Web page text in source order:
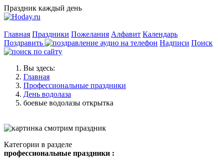
Праздник каждый день
Главная Праздники Пожелания Алфавит Календарь
Поздравить
Надписи Поиск
Вы здесь:
Главная
Профессиональные праздники
День водолаза
боевые водолазы открытка
Категории в разделе
профессиональные праздники :